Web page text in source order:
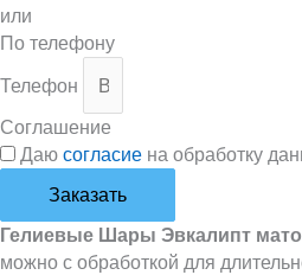
или
По телефону
Телефон
Соглашение
Даю согласие на обработку
Заказать
Гелиевые Шары Эвкалипт
можно с обработкой для